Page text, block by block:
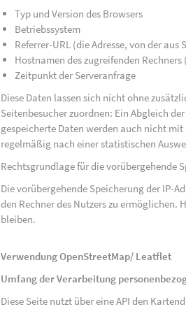
Typ und Version des Browsers
Betriebssystem
Referrer-URL (die Adresse, von der aus
Hostnamen des zugreifenden
Zeitpunkt der Serveranfrage
Diese Daten lassen sich nicht ohne
Seitenbesucher zuordnen: Ein Abgleich
gespeicherte Daten werden auch nicht
regelmäßig nach einer statistischen
Rechtsgrundlage für die vorübergehende
Die vorübergehende Speicherung der IP-
den Rechner des Nutzers zu ermöglichen.
bleiben.
Verwendung OpenStreetMap/ Leatflet
Umfang der Verarbeitung
Diese Seite nutzt über eine API den